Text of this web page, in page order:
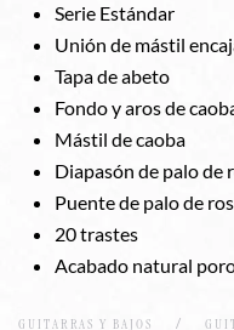
Serie Estándar
Unión de mástil
Tapa de abeto
Fondo y aros de
Mástil de caoba
Diapasón de palo de
Puente de palo de
20 trastes
Acabado natural
GUITARRAS Y BAJOS